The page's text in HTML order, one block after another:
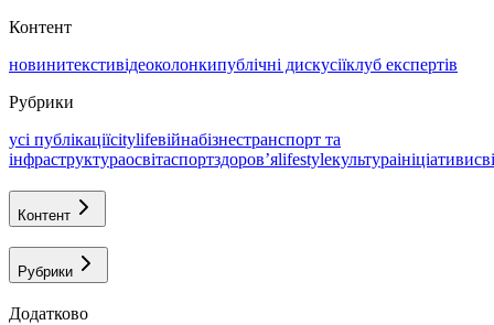
Контент
новинитекстивідеоколонкипублічні дискусіїклуб експертів
Рубрики
усі публікаціїcitylifeвійнабізнестранспорт та
інфраструктураосвітаспортздоровʼяlifestyleкультураініціативи
Контент
Рубрики
Додатково